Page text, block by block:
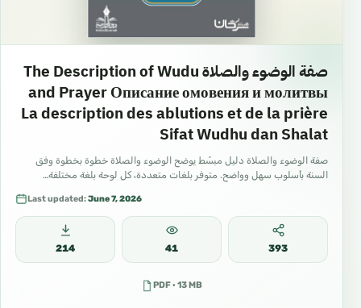
صفة الوضوء والصلاة The Description of Wudu
and Prayer Описание омовения и молитвы
La description des ablutions et de la prière
Sifat Wudhu dan Shalat
صفة الوضوء والصلاة دليل مبسّط يوضح الوضوء والصلاة خطوة بخطوة وفق
السنة بأسلوب سهل وواضح. متوفر بلغات متعددة، كل لوحة بلغة مختلفة…
Last updated:June 7, 2026
214 41 393
PDF · 13 MB